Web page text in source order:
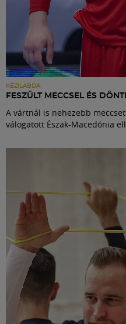
KÉZILABDA
FESZÜLT MECCSEL ÉS
A vártnál is nehezebb
válogatott Észak-Macedónia